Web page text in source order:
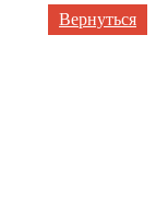
Вернуться